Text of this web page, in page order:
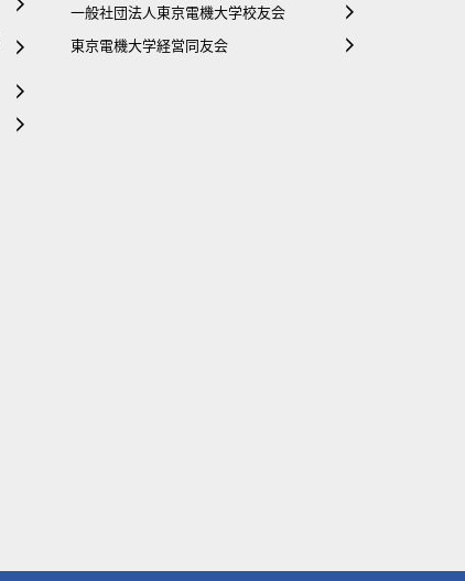
一般社団法人東京電機大学校友会
東京電機大学経営同友会